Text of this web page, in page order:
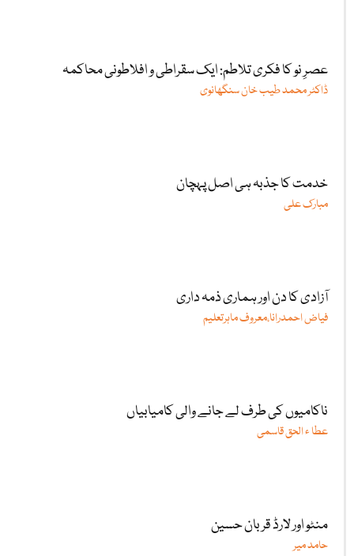
عصرِ نو کا فکری تلاطم: ایک سقراطی و افلاطونی محاکمہ
ڈاکٹر محمد طیب خان سنگھانوی
خدمت کا جذبہ ہی اصل پہچان
مبارک علی
آزادی کا دن اور ہماری ذمہ داری
فیاض احمدرانا،معروف ماہرتعلیم
ناکامیوں کی طرف لے جانے والی کامیابیاں
عطا ء الحق قاسمی
منٹو اور لارڈ قربان حسین
حامد میر